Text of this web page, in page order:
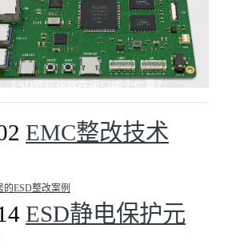
EMC整改技术
的ESD整改案例
ESD静电保护元